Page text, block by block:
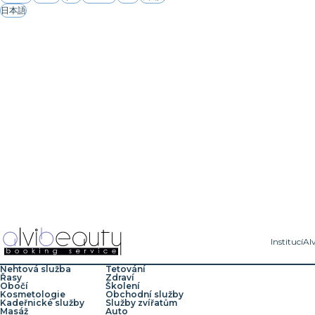
日本語
Institucí
Nehtová služba
Řasy
Obočí
Kosmetologie
Kadeřnické služby
Masáž
Tetování
Zdraví
Školení
Obchodní služby
Služby zvířatům
Auto